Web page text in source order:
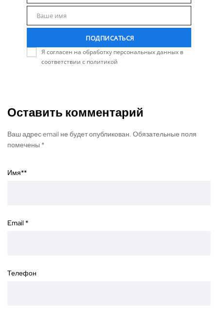
Ваше имя
ПОДПИСАТЬСЯ
Я согласен на обработку персональных данных в
соответствии с политикой
Оставить комментарий
Ваш адрес email не будет опубликован. Обязательные поля
помечены *
Имя**
Email *
Телефон